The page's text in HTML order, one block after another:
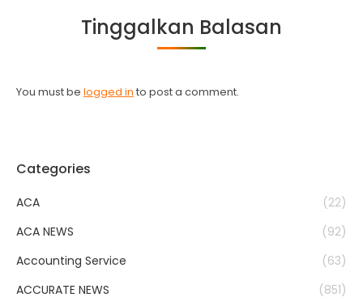
Tinggalkan Balasan
You must be logged in to post a comment.
Categories
ACA
(22)
ACA NEWS
(92)
Accounting Service
(63)
ACCURATE NEWS
(851)